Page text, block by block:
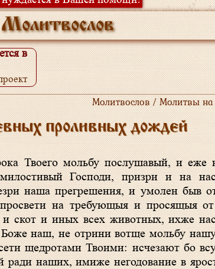
Молитвослов
в
Молитвослов / Молитвы на
проливных дождей
Господи, призри и на
наша прегрешения, и умолен быв
на требующыя и просящыя
скот и иных всех животных, ихже
наш, не отрини вотще мольбу
щедротами Твоими: исчезают бо
ради наших, имиже негодование в